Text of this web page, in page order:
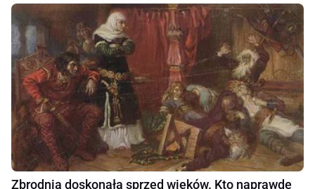
Zbrodnia doskonała sprzed wieków. Kto naprawdę